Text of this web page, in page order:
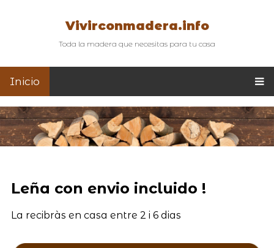
Vivirconmadera.info
Toda la madera que necesitas para tu casa
Inicio
Leña con envio incluido !
La recibràs en casa entre 2 i 6 dias